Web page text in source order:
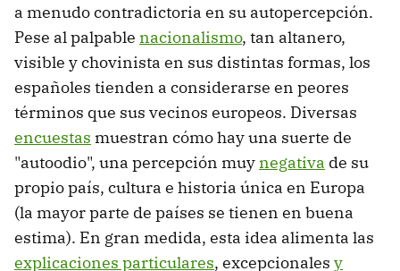
a menudo contradictoria en su autopercepción.
Pese al palpable nacionalismo, tan altanero,
visible y chovinista en sus distintas formas, los
españoles tienden a considerarse en peores
términos que sus vecinos europeos. Diversas
encuestas muestran cómo hay una suerte de
"autoodio", una percepción muynegativa de su
propio país, cultura e historia única en Europa
(la mayor parte de países se tienen en buena
estima). En gran medida, esta idea alimenta las
explicaciones particulares, excepcionales y